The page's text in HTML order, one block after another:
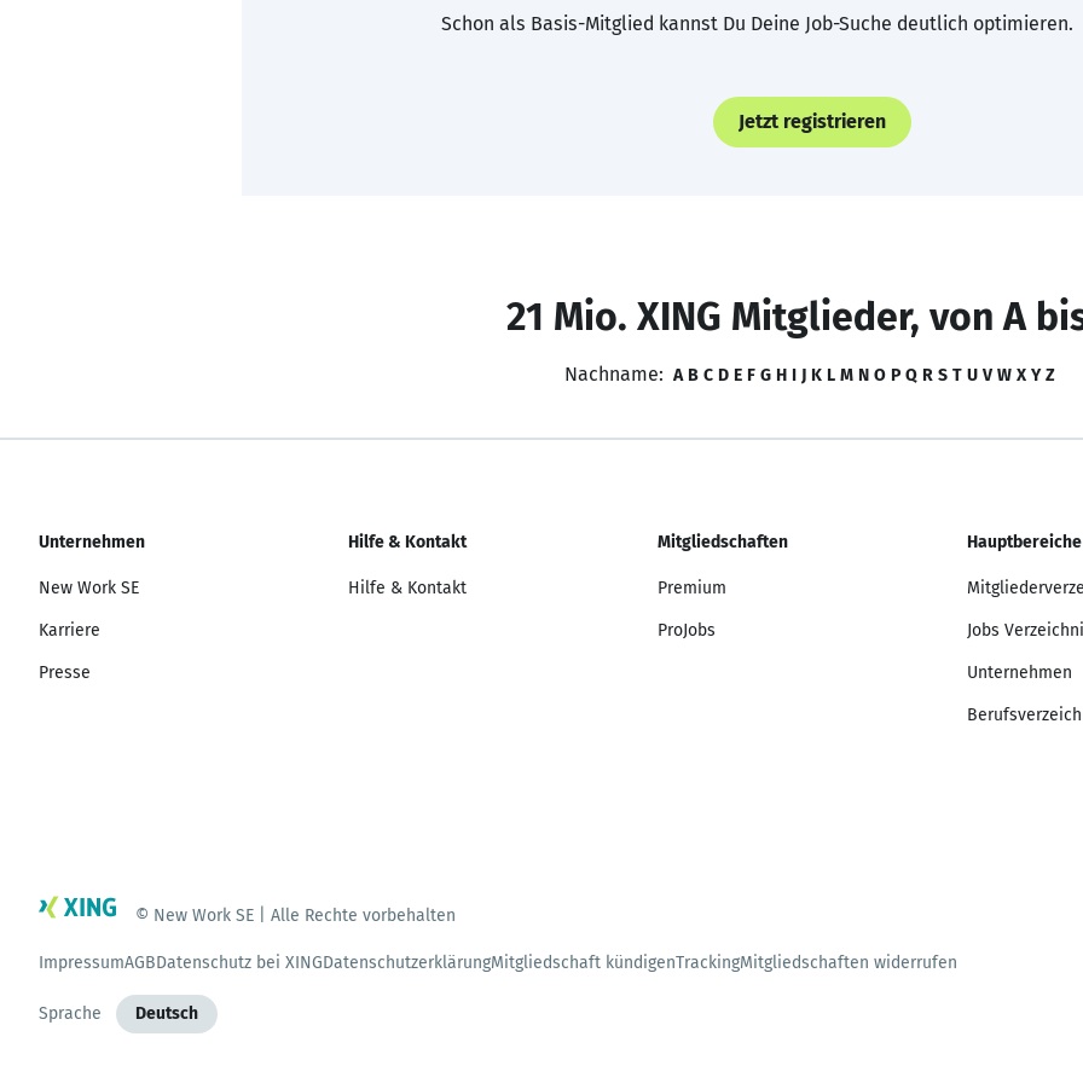
Schon als Basis-Mitglied kannst Du Deine Job-Suche deutlich optimieren.
Jetzt registrieren
21 Mio. XING Mitglieder, von A
Nachname: A B C D E F G H I J K L M N O P Q R S T U V W X Y Z
Unternehmen
New Work SE
Karriere
Presse
Hilfe & Kontakt
Hilfe & Kontakt
Mitgliedschaften
Premium
ProJobs
Hauptbereiche
Jobs
Unternehmen
© New Work SE | Alle Rechte vorbehalten
ImpressumAGBDatenschutz bei XINGDatenschutzerklärungMitgliedschaft kündigenTrackingMitgliedschaften widerrufen
Sprache Deutsch